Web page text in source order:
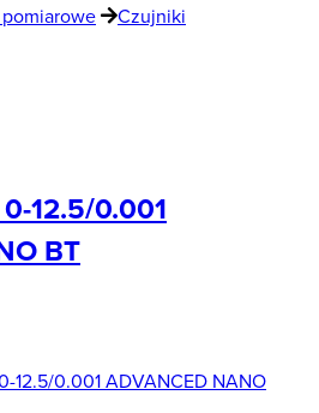
Czujniki
12.5/0.001
BT